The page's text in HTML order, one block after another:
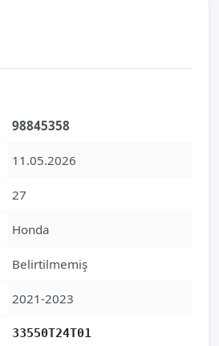
98845358
11.05.2026
27
Honda
Belirtilmemiş
2021-2023
33550T24T01